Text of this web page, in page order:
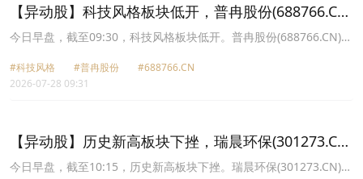
【异动股】科技风格板块低开，普冉股份(688766.CN)
跌9.18%
今日早盘，截至09:30，科技风格板块低开。普冉股份(688766.CN)跌
易创新(603986.CN)跌7.38%报402.0元，西安奕材U(688783.CN)跌
6.39%报33.26元，东山精密(002384.CN)跌6.36%报198.43元，协创
#科技风格 #普冉股份
#688766.CN
2026-07-28 09:31
【异动股】历史新高板块下挫，瑞晨环保(301273.CN)
跌7.41%
今日早盘，截至10:15，历史新高板块下挫。瑞晨环保(301273.CN)跌